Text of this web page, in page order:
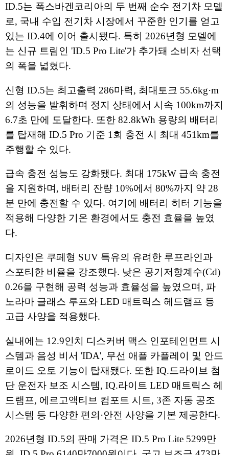
ID.5는 폭스바겐코리아의 두 번째 순수 전기차 모델
로, 국내 수입 전기차 시장에서 꾸준한 인기를 얻고
있는 ID.4에 이어 출시됐다. 특히 2026년형 모델에
는 신규 트림인 'ID.5 Pro Lite'가 추가돼 소비자 선택
의 폭을 넓혔다.
신형 ID.5는 최고출력 286마력, 최대토크 55.6kg·m
의 성능을 발휘하며 정지 상태에서 시속 100km까지
6.7초 만에 도달한다. 또한 82.8kWh 용량의 배터리
를 탑재해 ID.5 Pro 기준 1회 충전 시 최대 451km를
주행할 수 있다.
급속 충전 성능도 강화됐다. 최대 175kW 급속 충전
을 지원하며, 배터리 잔량 10%에서 80%까지 약 28
분 만에 충전할 수 있다. 여기에 배터리 히터 기능을
적용해 다양한 기온 환경에서도 충전 효율을 높였
다.
디자인은 쿠페형 SUV 특유의 유려한 루프라인과
스포티한 비율을 강조했다. 낮은 공기저항계수(Cd)
0.26을 구현해 공력 성능과 효율성을 높였으며, 파
노라마 글래스 루프와 LED 매트릭스 헤드램프 등
고급 사양을 적용했다.
실내에는 12.9인치 디스커버 맥스 인포테인먼트 시
스템과 음성 비서 'IDA', 무선 애플 카플레이 및 안드
로이드 오토 기능이 탑재됐다. 또한 IQ.드라이브 첨
단 운전자 보조 시스템, IQ.라이트 LED 매트릭스 헤
드램프, 에르고액티브 컴포트 시트, 3존 자동 공조
시스템 등 다양한 편의·안전 사양을 기본 제공한다.
2026년형 ID.5의 판매 가격은 ID.5 Pro Lite 5299만